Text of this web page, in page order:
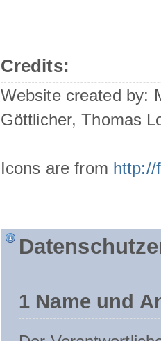
Credits:
Website created by:
Göttlicher, Thomas
Icons are from http://
1 Name und